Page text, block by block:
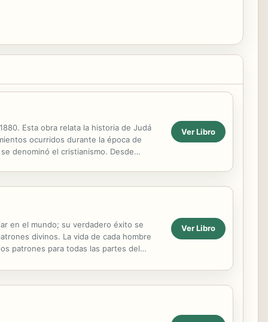
Esta obra relata la historia de Judá
ocurridos durante la época de
denominó el cristianismo. Desde
Ver Libro
en el mundo; su verdadero éxito se
divinos. La vida de cada hombre
patrones para todas las partes del
Ver Libro